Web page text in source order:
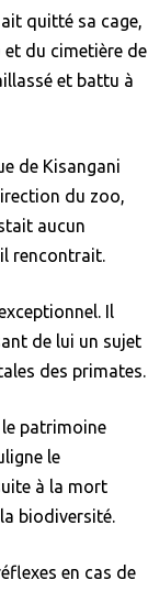
quitté sa cage,
et du cimetière de
et battu à
de Kisangani
du zoo,
aucun
rencontrait.
Il
de lui un sujet
des primates.
patrimoine
le
à la mort
biodiversité.
en cas de